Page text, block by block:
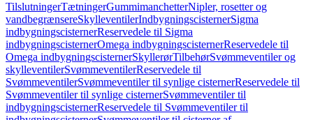
TilslutningerTætningerGummimanchetterNipler, rosetter og
vandbegrænsereSkylleventilerIndbygningscisternerSigma
indbygningscisternerReservedele til Sigma
indbygningscisternerOmega indbygningscisternerReservedele til
Omega indbygningscisternerSkyllerørTilbehørSvømmeventiler og
skylleventilerSvømmeventilerReservedele til
SvømmeventilerSvømmeventiler til synlige cisternerReservedele til
Svømmeventiler til synlige cisternerSvømmeventiler til
indbygningscisternerReservedele til Svømmeventiler til